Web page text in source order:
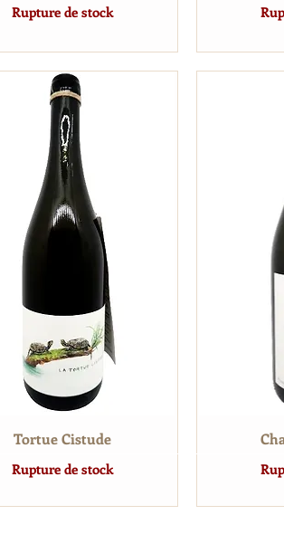
Rupture de stock
Tortue Cistude
Rupture de stock